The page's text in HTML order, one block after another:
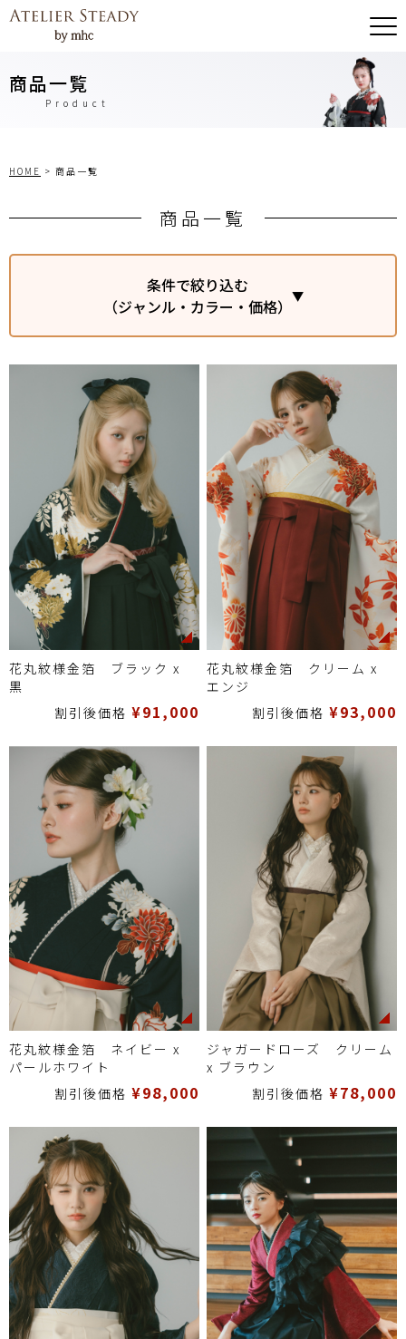
商品一覧
Product
HOME > 商品一覧
商品一覧
条件で絞り込む
（ジャンル・カラー・価格）
赤、ピンク系 黒、グレー系 緑系
青系
黄、オレンジ、茶系
その他
価格
～60,000円
60,001円～70,000円
70,001円～80,000円
80,001円～90,000円
90,001円～100,000円
100,001円～
花丸紋様金箔 ブラック x
黒
割引後価格 ¥91,000
花丸紋様金箔 クリーム x
エンジ
割引後価格 ¥93,000
花丸紋様金箔 ネイビー x
パールホワイト
割引後価格 ¥98,000
ジャガードローズ クリーム
x ブラウン
割引後価格 ¥78,000